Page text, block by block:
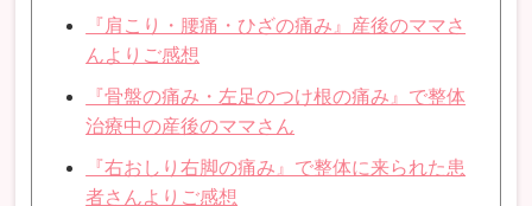
『肩こり・腰痛・ひざの痛み』産後のママさ
んよりご感想
『骨盤の痛み・左足のつけ根の痛み』で整体
治療中の産後のママさん
『右おしり右脚の痛み』で整体に来られた患
者さんよりご感想